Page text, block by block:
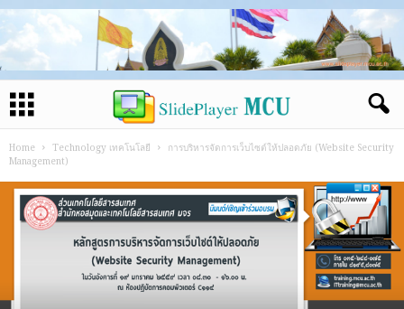
Home Technology เทคโนโลยี
การบริหารจัดการเว็บไซต์ให้ปลอดภัย (Website Security
Management)